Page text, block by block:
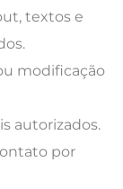
textos e
modificação
autorizados.
por